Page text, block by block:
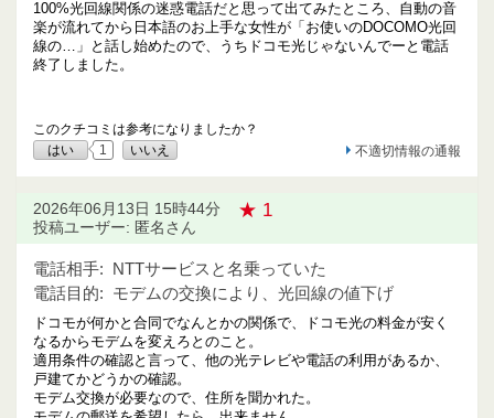
100%光回線関係の迷惑電話だと思って出てみたところ、自動の音
楽が流れてから日本語のお上手な女性が「お使いのDOCOMO光回
線の…」と話し始めたので、うちドコモ光じゃないんでーと電話
終了しました。
このクチコミは参考になりましたか？
はい
1 いいえ 不適切情報の通報
2026年06月13日 15時44分 ★ 1
投稿ユーザー: 匿名さん
電話相手: NTTサービスと名乗っていた
電話目的: モデムの交換により、光回線の値下げ
ドコモが何かと合同でなんとかの関係で、ドコモ光の料金が安く
なるからモデムを変えろとのこと。
適用条件の確認と言って、他の光テレビや電話の利用があるか、
戸建てかどうかの確認。
モデム交換が必要なので、住所を聞かれた。